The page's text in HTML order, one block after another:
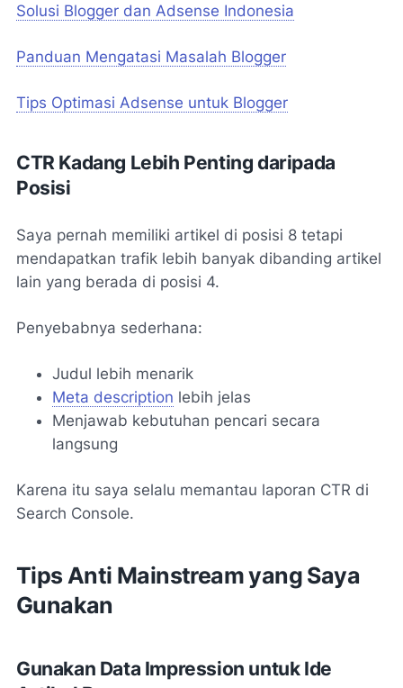
Solusi Blogger dan Adsense Indonesia
Panduan Mengatasi Masalah Blogger
Tips Optimasi Adsense untuk Blogger
CTR Kadang Lebih Penting daripada
Posisi
Saya pernah memiliki artikel di posisi 8 tetapi
mendapatkan trafik lebih banyak dibanding artikel
lain yang berada di posisi 4.
Penyebabnya sederhana:
Judul lebih menarik
Meta description lebih jelas
Menjawab kebutuhan pencari secara
langsung
Karena itu saya selalu memantau laporan CTR di
Search Console.
Tips Anti Mainstream yang Saya
Gunakan
Gunakan Data Impression untuk Ide